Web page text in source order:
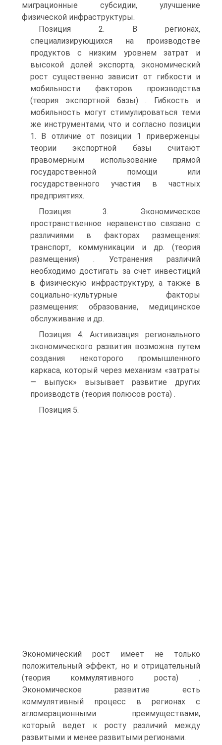
миграционные субсидии, улучшение
физической инфраструктуры.
Позиция 2. В регионах,
специализирующихся на производстве
продуктов с низким уровнем затрат и
высокой долей экспорта, экономический
рост существенно зависит от гибкости и
мобильности факторов производства
(теория экспортной базы) . Гибкость и
мобильность могут стимулироваться теми
же инструментами, что и согласно позиции
1. В отличие от позиции 1 приверженцы
теории экспортной базы считают
правомерным использование прямой
государственной помощи или
государственного участия в частных
предприятиях.
Позиция 3. Экономическое
пространственное неравенство связано с
различиями в факторах размещения:
транспорт, коммуникации и др. (теория
размещения) . Устранения различий
необходимо достигать за счет инвестиций
в физическую инфраструктуру, а также в
социально-культурные факторы
размещения: образование, медицинское
обслуживание и др.
Позиция 4. Активизация регионального
экономического развития возможна путем
создания некоторого промышленного
каркаса, который через механизм «затраты
— выпуск» вызывает развитие других
производств (теория полюсов роста) .
Позиция 5.
Экономический рост имеет не только
положительный эффект, но и отрицательный
(теория коммулятивного роста) .
Экономическое развитие есть
коммулятивный процесс в регионах с
агломерационными преимуществами,
который ведет к росту различий между
развитыми и менее развитыми регионами.